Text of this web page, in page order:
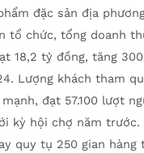
đặc sản địa
tổ chức, tổng doanh
18,2 tỷ đồng, tăng
Lượng khách tham
đạt 57.100 lượt
kỳ hội chợ năm trước.
quy tụ 250 gian hàng